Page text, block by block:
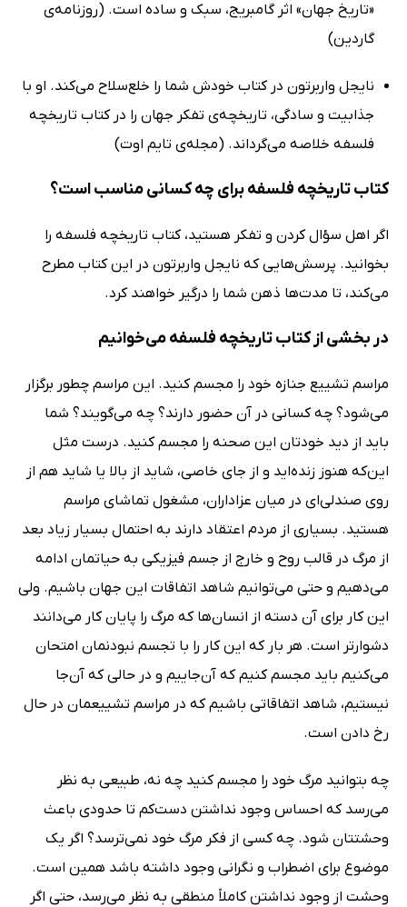
«تاریخ جهان» اثر گامبریج، سبک و ساده است. (روزنامه‌ی
گاردین)
نایجل واربرتون در کتاب خودش شما را خلع‌سلاح می‌کند. او با
جذابیت و سادگی، تاریخچه‌ی تفکر جهان را در کتاب تاریخچه
فلسفه خلاصه می‌گرداند. (مجله‌ی تایم اوت)
کتاب تاریخچه فلسفه برای چه کسانی مناسب است؟
اگر اهل سؤال کردن و تفکر هستید، کتاب تاریخچه فلسفه را
بخوانید. پرسش‌هایی که نایجل واربرتون در این کتاب مطرح
می‌کند، تا مدت‌ها ذهن شما را درگیر خواهند کرد.
در بخشی از کتاب تاریخچه فلسفه می‌خوانیم
مراسم تشییع جنازه خود را مجسم کنید. این مراسم چطور برگزار
مى‌شود؟ چه کسانى در آن حضور دارند؟ چه مى‌گویند؟ شما
باید از دید خودتان این صحنه را مجسم کنید. درست مثل
این‌که هنوز زنده‌اید و از جاى خاصى، شاید از بالا یا شاید هم از
روى صندلى‌اى در میان عزاداران، مشغول تماشاى مراسم
هستید. بسیارى از مردم اعتقاد دارند به احتمال بسیار زیاد بعد
از مرگ در قالب روح و خارج از جسم فیزیکى به حیاتمان ادامه
مى‌دهیم و حتى مى‌توانیم شاهد اتفاقات این جهان باشیم. ولى
این کار براى آن دسته از انسان‌ها که مرگ را پایان کار مى‌دانند
دشوارتر است. هر بار که این کار را با تجسم نبودنمان امتحان
مى‌کنیم باید مجسم کنیم که آن‌جاییم و در حالى که آن‌جا
نیستیم، شاهد اتفاقاتى باشیم که در مراسم تشییعمان در حال
رخ دادن است.
چه بتوانید مرگ خود را مجسم کنید چه نه، طبیعى به نظر
مى‌رسد که احساس وجود نداشتن دست‌کم تا حدودى باعث
وحشتتان شود. چه کسى از فکر مرگ خود نمى‌ترسد؟ اگر یک
موضوع براى اضطراب و نگرانى وجود داشته باشد همین است.
وحشت از وجود نداشتن کاملاً منطقى به نظر مى‌رسد، حتى اگر